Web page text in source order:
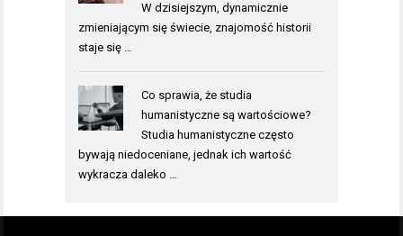
W dzisiejszym, dynamicznie
zmieniającym się świecie, znajomość historii
staje się …
Co sprawia, że studia
humanistyczne są wartościowe?
Studia humanistyczne często
bywają niedoceniane, jednak ich wartość
wykracza daleko …